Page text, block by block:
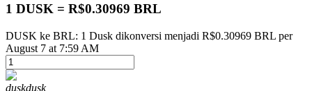
USDT Berjangka
1 DUSK = R$0.30969 BRL
DUSK ke BRL: 1 Dusk dikonversi menjadi R$0.30969 BRL per
August 7 at 7:59 AM
duskdusk